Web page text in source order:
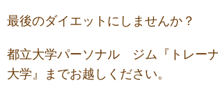
最後のダイエットにしませんか？
都立大学パーソナル ジム『トレー
大学』までお越しください。